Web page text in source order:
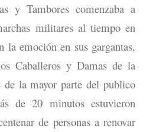
y Tambores comenzaba a
militares al tiempo en
la emoción en sus gargantas,
Caballeros y Damas de la
de la mayor parte del publico
de 20 minutos estuvieron
de personas a renovar